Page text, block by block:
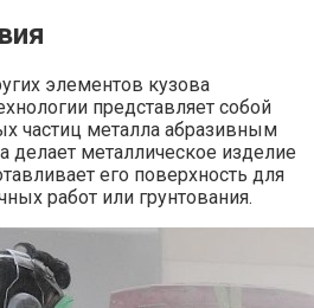
элементов кузова
представляет собой
частиц металла абразивным
делает металлическое изделие
его поверхность для
работ или грунтования.